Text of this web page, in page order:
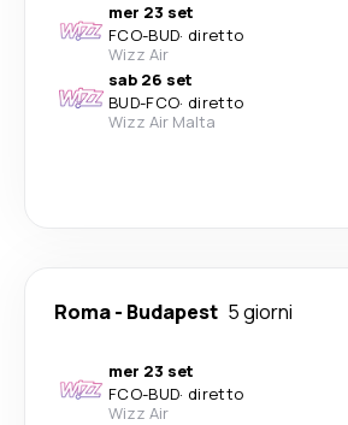
mer 23 set
FCO-BUD· diretto
Wizz Air
sab 26 set
BUD-FCO· diretto
Wizz Air Malta
Roma- Budapest 5 giorni
mer 23 set
FCO-BUD· diretto
Wizz Air